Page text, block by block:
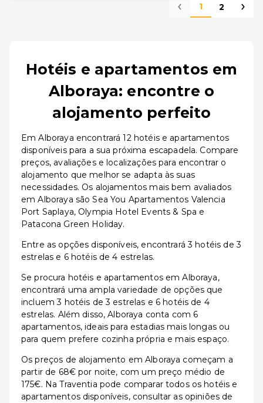
1 2
Hotéis e apartamentos em
Alboraya: encontre o
alojamento perfeito
Em Alboraya encontrará 12 hotéis e apartamentos
disponíveis para a sua próxima escapadela. Compare
preços, avaliações e localizações para encontrar o
alojamento que melhor se adapta às suas
necessidades. Os alojamentos mais bem avaliados
em Alboraya são Sea You Apartamentos Valencia
Port Saplaya, Olympia Hotel Events & Spa e
Patacona Green Holiday.
Entre as opções disponíveis, encontrará 3 hotéis de 3
estrelas e 6 hotéis de 4 estrelas.
Se procura hotéis e apartamentos em Alboraya,
encontrará uma ampla variedade de opções que
incluem 3 hotéis de 3 estrelas e 6 hotéis de 4
estrelas. Além disso, Alboraya conta com 6
apartamentos, ideais para estadias mais longas ou
para quem prefere cozinha própria e mais espaço.
Os preços de alojamento em Alboraya começam a
partir de 68€ por noite, com um preço médio de
175€. Na Traventia pode comparar todos os hotéis e
apartamentos disponíveis, consultar as opiniões de